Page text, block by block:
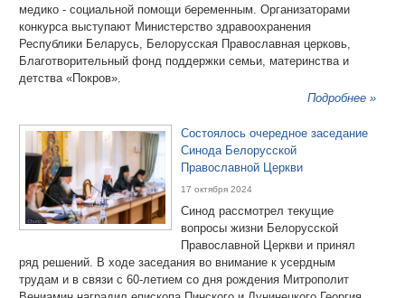
медико - социальной помощи беременным. Организаторами
конкурса выступают Министерство здравоохранения
Республики Беларусь, Белорусская Православная церковь,
Благотворительный фонд поддержки семьи, материнства и
детства «Покров».
Подробнее »
Состоялось очередное заседание
Синода Белорусской
Православной Церкви
17 октября 2024
Синод рассмотрел текущие
вопросы жизни Белорусской
Православной Церкви и принял
ряд решений. В ходе заседания во внимание к усердным
трудам и в связи с 60-летием со дня рождения Митрополит